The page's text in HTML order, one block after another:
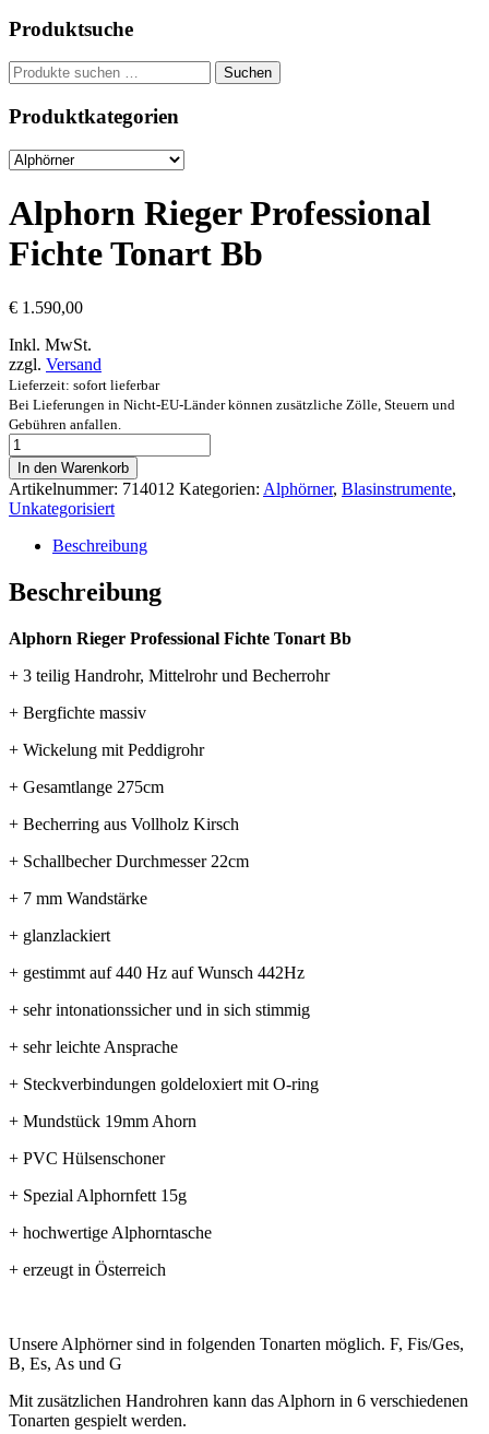
Produktsuche
Suchen
nach:
Suchen
Produktkategorien
Alphorn Rieger Professional
Fichte Tonart Bb
€ 1.590,00
Inkl. MwSt.
zzgl. Versand
Lieferzeit: sofort lieferbar
Bei Lieferungen in Nicht-EU-Länder können zusätzliche Zölle, Steuern und
Gebühren anfallen.
Alphorn
Rieger
Professional
Fichte
Tonart
Menge
In den Warenkorb
Artikelnummer: 714012 Kategorien: Alphörner, Blasinstrumente,
Unkategorisiert
Beschreibung
Beschreibung
Alphorn Rieger Professional Fichte Tonart Bb
+ 3 teilig Handrohr, Mittelrohr und Becherrohr
+ Bergfichte massiv
+ Wickelung mit Peddigrohr
+ Gesamtlange 275cm
+ Becherring aus Vollholz Kirsch
+ Schallbecher Durchmesser 22cm
+ 7 mm Wandstärke
+ glanzlackiert
+ gestimmt auf 440 Hz auf Wunsch 442Hz
+ sehr intonationssicher und in sich stimmig
+ sehr leichte Ansprache
+ Steckverbindungen goldeloxiert mit O-ring
+ Mundstück 19mm Ahorn
+ PVC Hülsenschoner
+ Spezial Alphornfett 15g
+ hochwertige Alphorntasche
+ erzeugt in Österreich
Unsere Alphörner sind in folgenden Tonarten möglich. F, Fis/Ges,
B, Es, As und G
Mit zusätzlichen Handrohren kann das Alphorn in 6 verschiedenen
Tonarten gespielt werden.